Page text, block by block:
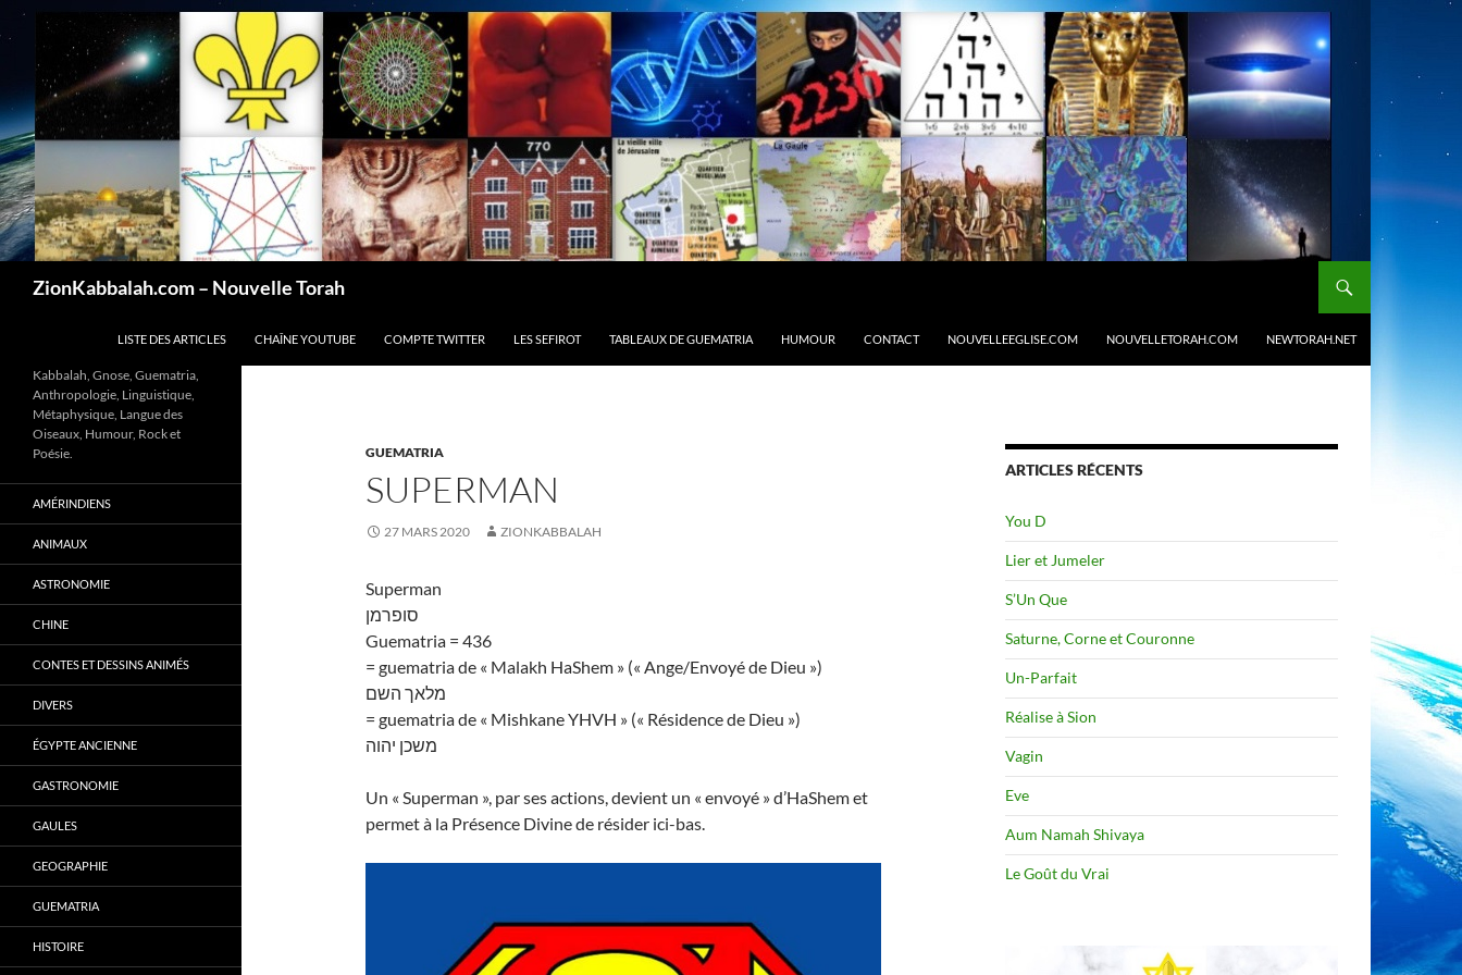
ZionKabbalah.com – Nouvelle Torah
LISTE DES ARTICLES
CHAÎNE YOUTUBE COMPTE TWITTER LES SEFIROT TABLEAUX DE GUEMATRIA HUMOUR CONTACT NOUVELLEEGLISE.COM NOUVELLETORAH.COM NEWTORAH.NET
GUEMATRIA
SUPERMAN
27 MARS 2020 ZIONKABBALAH
Superman
סופרמן
Guematria = 436
= guematria de « Malakh HaShem » (« Ange/Envoyé de Dieu »)
מלאך השם
= guematria de « Mishkane YHVH » (« Résidence de Dieu »)
משכן יהוה
Un « Superman », par ses actions, devient un « envoyé » d’HaShem et
permet à la Présence Divine de résider ici-bas.
ARTICLES RÉCENTS
You D
Lier et Jumeler
S’Un Que
Saturne, Corne et Couronne
Un-Parfait
Réalise à Sion
Vagin
Eve
Aum Namah Shivaya
Le Goût du Vrai
Kabbalah, Gnose, Guematria,
Anthropologie, Linguistique,
Métaphysique, Langue des
Oiseaux, Humour, Rock et
Poésie.
AMÉRINDIENS
ANIMAUX
ASTRONOMIE
CHINE
CONTES ET DESSINS ANIMÉS
DIVERS
ÉGYPTE ANCIENNE
GASTRONOMIE
GAULES
GEOGRAPHIE
GUEMATRIA
HISTOIRE